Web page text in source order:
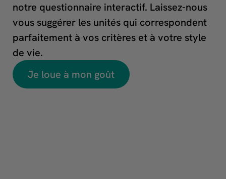
notre questionnaire interactif. Laissez-nous
vous suggérer les unités qui correspondent
parfaitement à vos critères et à votre style
de vie.
Je loue à mon goût